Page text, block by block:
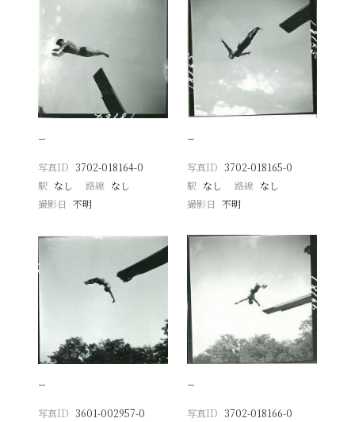
−
写真ID 3702-018164-0
駅 なし 路線 なし
撮影日
不明
−
写真ID 3702-018165-0
駅 なし 路線 なし
撮影日 不明
−
写真ID 3601-002957-0
−
写真ID 3702-018166-0